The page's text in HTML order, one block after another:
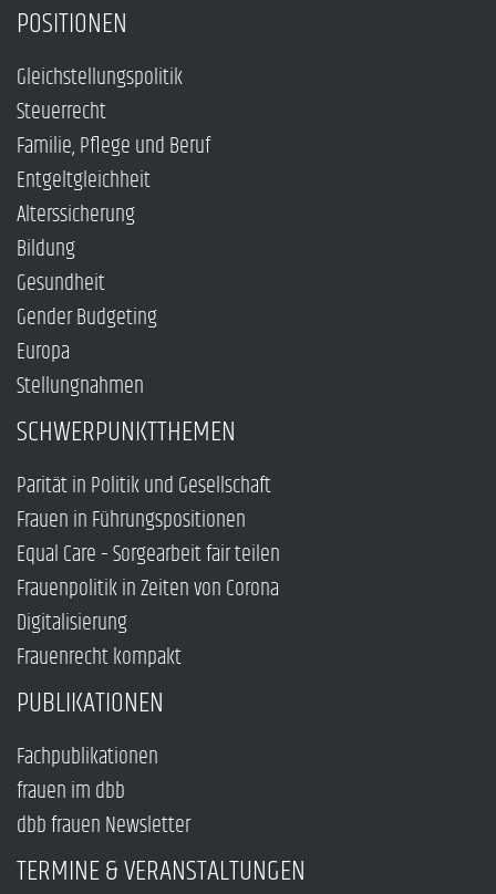
POSITIONEN
Gleichstellungspolitik
Steuerrecht
Familie, Pflege und Beruf
Entgeltgleichheit
Alterssicherung
Bildung
Gesundheit
Gender Budgeting
Europa
Stellungnahmen
SCHWERPUNKTTHEMEN
Parität in Politik und Gesellschaft
Frauen in Führungspositionen
Equal Care – Sorgearbeit fair teilen
Frauenpolitik in Zeiten von Corona
Digitalisierung
Frauenrecht kompakt
PUBLIKATIONEN
Fachpublikationen
frauen im dbb
dbb frauen Newsletter
TERMINE & VERANSTALTUNGEN